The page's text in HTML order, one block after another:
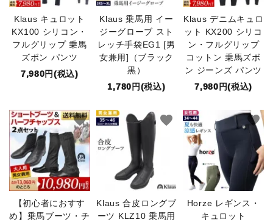
Klaus キュロット
KX100 シリコン・
フルグリップ 乗馬
ズボン パンツ
7,980円(税込)
Klaus 乗馬用 イー
ジーグローブ スト
レッチ手袋EG1 [男
女兼用]（ブラック
黒）
1,780円(税込)
Klaus デニムキュロ
ット KX200 シリコ
ン・フルグリップ
コットン 乗馬ズボ
ン ジーンズ パンツ
7,980円(税込)
【初心者におすす
め】乗馬ブーツ・チ
favorite
Klaus 合皮ロングブ
ーツ KLZ10 乗馬用
favorite
Horze レギンス・
キュロット
favorite